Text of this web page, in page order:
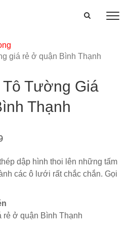
Tường Giá
Thạnh
dập hình thoi lên những tấm
các ô lưới rất chắc chắn. Gọi
ở quận Bình Thạnh
giá rẻ ở quận Bình Thạnh